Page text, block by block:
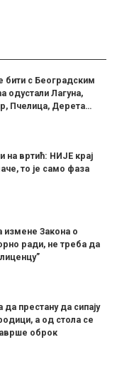
бити с Београдским
одустали Лагуна,
Пчелица, Дерета…
на вртић: НИЈЕ крај
то је само фаза
Закона о
ради, не треба да
престану да сипају
а од стола се
оброк